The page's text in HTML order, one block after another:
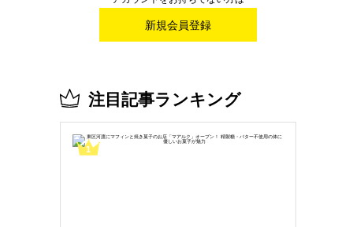
新規会員登録
注目記事ランキング